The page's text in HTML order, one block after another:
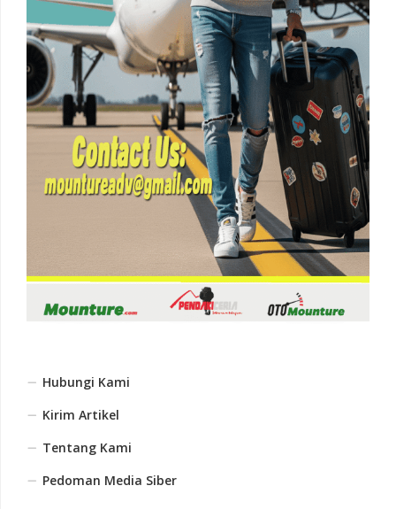
Hubungi Kami
Kirim Artikel
Tentang Kami
Pedoman Media Siber